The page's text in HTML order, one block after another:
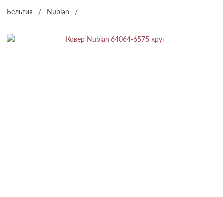
Бельгия / Nubian /